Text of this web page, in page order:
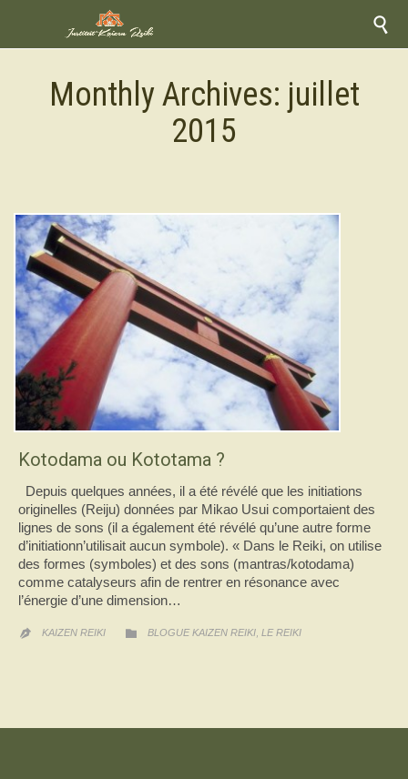

Monthly Archives: juillet
2015
Kotodama ou Kototama ?
Depuis quelques années, il a été révélé que les initiations
originelles (Reiju) données par Mikao Usui comportaient des
lignes de sons (il a également été révélé qu’une autre forme
d’initiationn’utilisait aucun symbole). « Dans le Reiki, on utilise
des formes (symboles) et des sons (mantras/kotodama)
comme catalyseurs afin de rentrer en résonance avec
l’énergie d’une dimension…
 KAIZEN REIKI  CATEGORY
BLOGUE KAIZEN REIKI, LE REIKI